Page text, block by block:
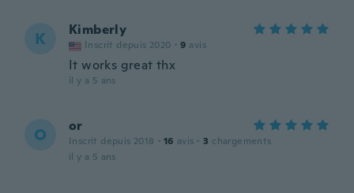
K Kimberly
Inscrit depuis 2020 · 9 avis
It works great thx
il y a 5 ans
O or
Inscrit depuis 2018 · 16 avis · 3 chargements
il y a 5 ans